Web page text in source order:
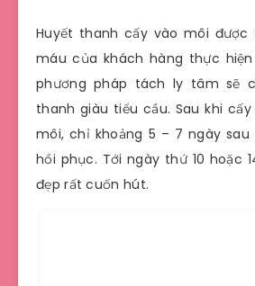
Huyết thanh cấy vào môi
máu của khách hàng thực hiện
phương pháp tách ly tâm sẽ
thanh giàu tiểu cầu. Sau khi
môi, chỉ khoảng 5 – 7 ngày
hồi phục. Tới ngày thứ 10 hoặc
đẹp rất cuốn hút.